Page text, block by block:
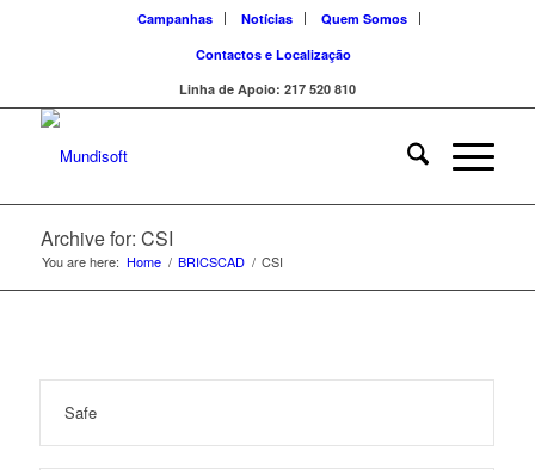
Campanhas Notícias
Quem Somos
Contactos e Localização
Linha de Apoio: 217 520 810
Archive for: CSI
You are here: Home / BRICSCAD / CSI
Safe